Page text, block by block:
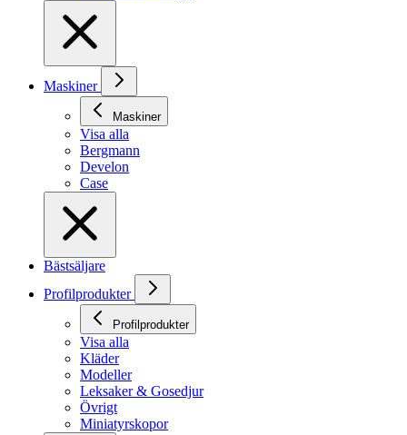
Maskiner
Maskiner
Visa alla
Bergmann
Develon
Case
Bästsäljare
Profilprodukter
Profilprodukter
Visa alla
Kläder
Modeller
Leksaker & Gosedjur
Övrigt
Miniatyrskopor